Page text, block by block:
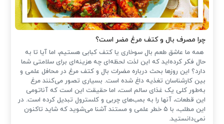
چرا مصرف بال و کتف مرغ مضر است؟
همه ما عاشق طعم بال سوخاری یا کتف کبابی هستیم، اما آیا تا به
حال فکر کرده‌اید که این لذت لحظه‌ای چه هزینه‌ای برای سلامتی شما
دارد؟ این روزها بحث درباره مضرات بال و کتف مرغ در محافل علمی و
بین کارشناسان تغذیه داغ شده است. بسیاری تصور می‌کنند مرغ
به‌طور کلی یک غذای سالم است، اما حقیقت این است که آناتومی
این قطعات، آنها را به بمب‌های چربی و کلسترول تبدیل کرده است. در
این مطلب، با ۵ خطر علمی و مستند آشنا می‌شوید که شاید تاکنون
نمی‌دانستید.